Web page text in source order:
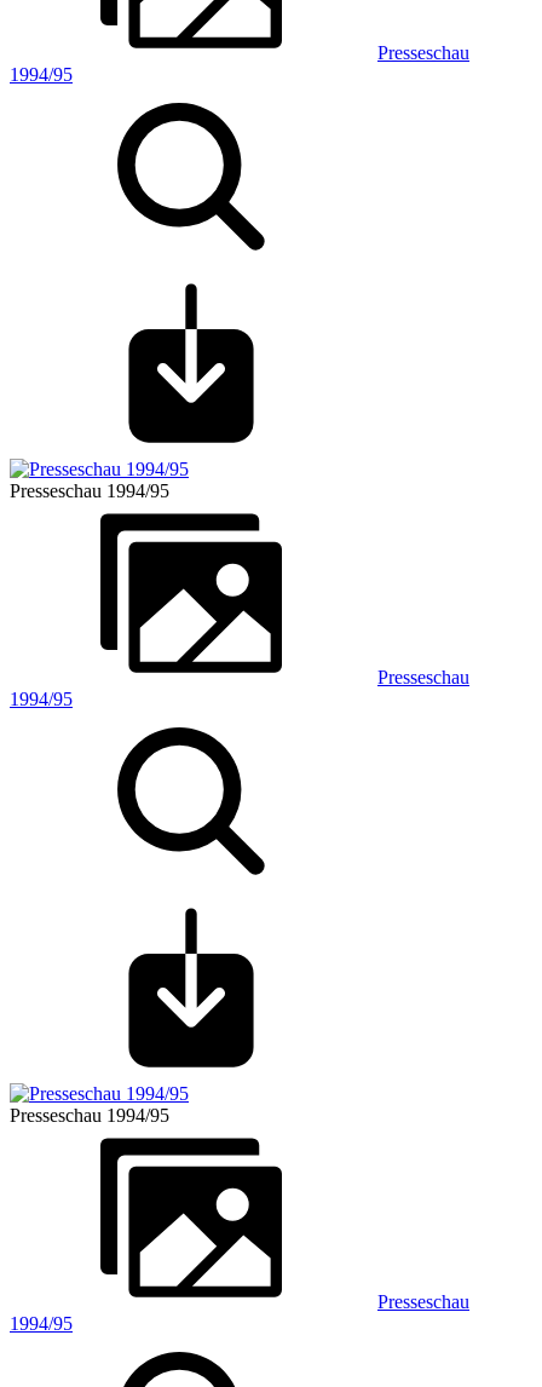
Presseschau
1994/95
Presseschau 1994/95
Presseschau
1994/95
Presseschau 1994/95
Presseschau
1994/95